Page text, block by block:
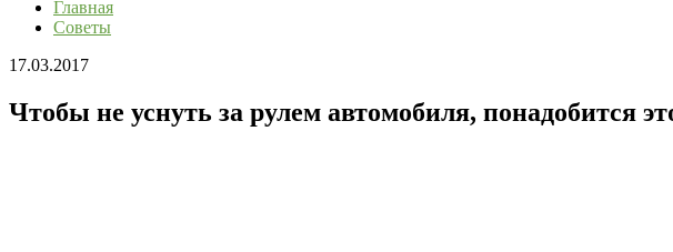
Главная
Советы
17.03.2017
Чтобы не уснуть за рулем автомобиля, понадобится